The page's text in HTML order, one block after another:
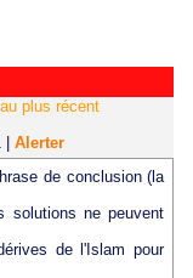
plus récent
Alerter
de conclusion (la
solutions ne peuvent
de l'Islam pour